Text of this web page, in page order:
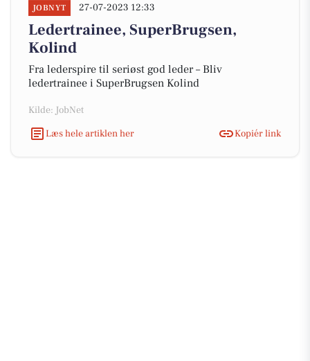
JOBNYT 27-07-2023 12:33
Ledertrainee, SuperBrugsen,
Kolind
Fra lederspire til seriøst god leder – Bliv
ledertrainee i SuperBrugsen Kolind
Kilde: JobNet
Læs hele artiklen her
Kopiér link